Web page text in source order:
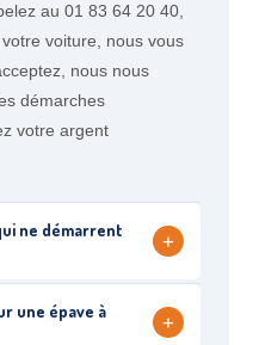
au 01 83 64 20 40,
voiture, nous vous
nous nous
démarches
votre argent
ne démarrent
+
une épave à
+